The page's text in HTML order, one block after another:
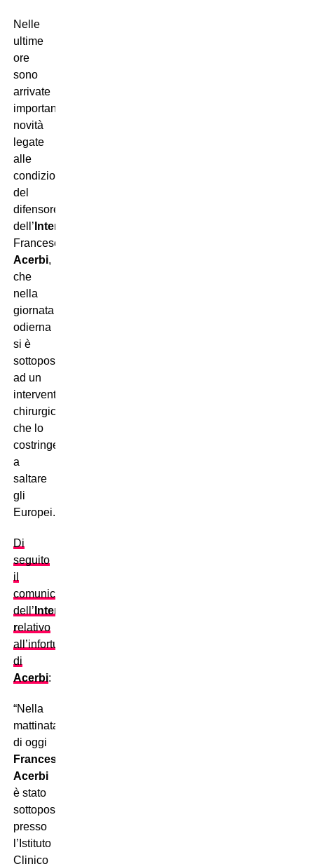
Nelle
ultime
ore
sono
arrivate
importanti
novità
legate
alle
condizioni
del
difensore
dell’ Inter
Francesco
Acerbi,
che
nella
giornata
odierna
si è
sottoposto
ad un
intervento
chirurgico
che lo
costringerà
a
saltare
gli
Europei.
Di
seguito
il
comunicato
dell’ Inter
relativo
all’infortunio
di
Acerbi:
“Nella
mattinata
di oggi
Francesco
Acerbi
è stato
sottoposto,
presso
l’Istituto
Clinico